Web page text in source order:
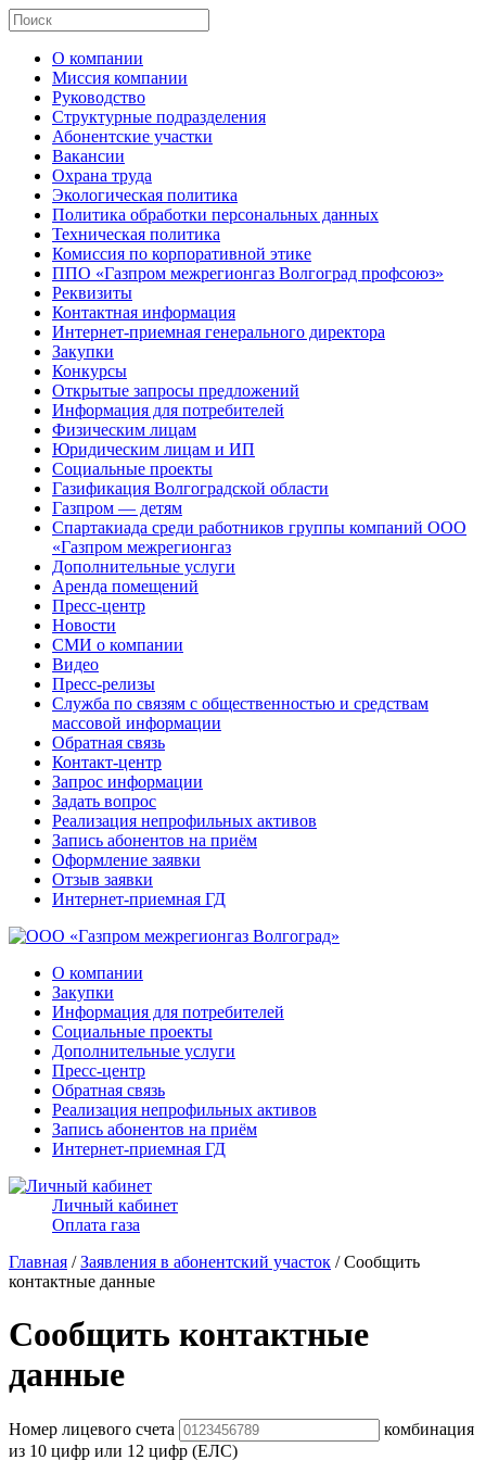
О компании
Миссия компании
Руководство
Структурные подразделения
Абонентские участки
Вакансии
Охрана труда
Экологическая политика
Политика обработки персональных данных
Техническая политика
Комиссия по корпоративной этике
ППО «Газпром межрегионгаз Волгоград профсоюз»
Реквизиты
Контактная информация
Интернет-приемная генерального директора
Закупки
Конкурсы
Открытые запросы предложений
Информация для потребителей
Физическим лицам
Юридическим лицам и ИП
Социальные проекты
Газификация Волгоградской области
Газпром — детям
Спартакиада среди работников группы компаний ООО
«Газпром межрегионгаз
Дополнительные услуги
Аренда помещений
Пресс-центр
Новости
СМИ о компании
Видео
Пресс-релизы
Служба по связям с общественностью и средствам
массовой информации
Обратная связь
Контакт-центр
Запрос информации
Задать вопрос
Реализация непрофильных активов
Запись абонентов на приём
Оформление заявки
Отзыв заявки
Интернет-приемная ГД
О компании
Закупки
Информация для потребителей
Социальные проекты
Дополнительные услуги
Пресс-центр
Обратная связь
Реализация непрофильных активов
Запись абонентов на приём
Интернет-приемная ГД
Личный кабинет
Оплата газа
Главная /Заявления в абонентский участок / Сообщить
контактные данные
Сообщить контактные
данные
Номер лицевого счета
комбинация
из 10 цифр или 12 цифр (ЕЛС)